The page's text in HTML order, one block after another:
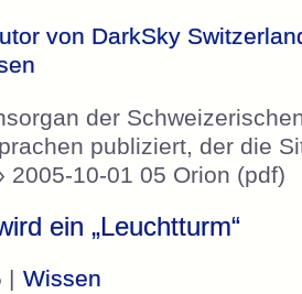
von DarkSky
der
publiziert, der die
2005-10-01 05 Orion (pdf)
ein „Leuchtturm“
| Wissen